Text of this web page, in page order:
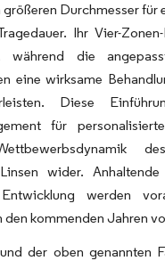
Durchmesser für
Ihr Vier-
während die
eine wirksame
Diese
für
wider.
werden
kommenden Jahren
der oben genannten